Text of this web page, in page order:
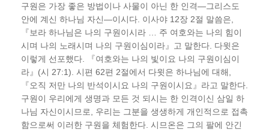
구원은 가장 좋은 방법이나 사물이 아닌 한 인격―그리스도
안에 계신 하나님 자신―이시다. 이사야 12장 2절 말씀은,
『보라 하나님은 나의 구원이시라 … 주 여호와는 나의 힘이
시며 나의 노래시며 나의 구원이심이라』고 말한다. 다윗은
이렇게 선포했다. 『여호와는 나의 빛이요 나의 구원이심이
라』(시 27:1). 시편 62편 2절에서 다윗은 하나님에 대해,
『오직 저만 나의 반석이시요 나의 구원이시요』라고 말한다.
구원이 우리에게 생명과 모든 것 되시는 한 인격이신 삼일 하
나님 자신이시므로, 우리는 그분을 생생하게 개인적으로 접촉
함으로써 이러한 구원을 체험한다. 시므온은 그의 팔에 안긴